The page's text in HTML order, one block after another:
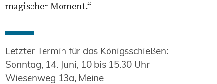
magischer Moment.“
Letzter Termin für das Königsschießen:
Sonntag, 14. Juni, 10 bis 15.30 Uhr
Wiesenweg 13a, Meine